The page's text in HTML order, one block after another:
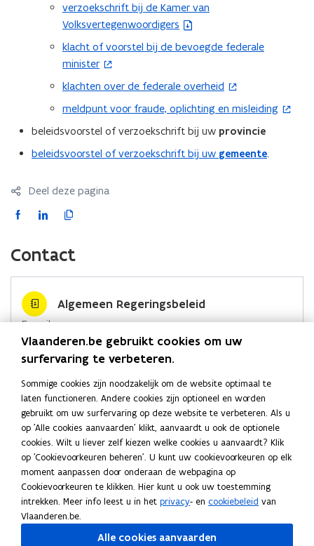
r
)
n
t
i
n
n
e
u
w
n
verzoekschrift bij de Kamer van
Volksvertegenwoordigers
(
b
e
s
a
n
d
p
n
t
n
i
u
v
e
n
s
t
e
r
)
klacht of voorstel bij de bevoegde federale
minister
(
o
p
n
t
i
i
e
w
n
s
r
)
klachten over de federale overheid
(
o
e
n
i
n
e
v
e
n
s
e
)
meldpunt voor fraude, oplichting en misleiding
(
o
e
t
i
e
w
e
n
s
t
e
r
)
beleidsvoorstel of verzoekschrift bij uw provincie
beleidsvoorstel of verzoekschrift bij uw gemeente.
Deel deze pagina
F
c
e
b
L
k
e
d
i
o
p
e
n
t
i
n
i
e
u
K
i
e
e
i
n
k
n
a
a
r
l
e
m
Contact
Algemeen Regeringsbeleid
E-mail
algemeenregeringsbeleid.dkbuza@vlaanderen.be
Departement Kanselarij en Buitenlandse Zaken
Algemeen Regeringsbeleid
Marie-Elisabeth Belpairegebouw
Simon Bolivarlaan 17, 1000 Brussel, België
Routeplanner
p
e
n
t
i
Postadres
Departement Kanselarij en Buitenlandse Zaken
Algemeen Regeringsbeleid
Koning Albert II laan 15 bus 207, 1210 Brussel, België
Vlaanderen.be gebruikt cookies om uw
surfervaring te verbeteren.
Sommige cookies zijn noodzakelijk om de website optimaal te
laten functioneren. Andere cookies zijn optioneel en worden
gebruikt om uw surfervaring op deze website te verbeteren. Als u
op 'Alle cookies aanvaarden' klikt, aanvaardt u ook de optionele
cookies. Wilt u liever zelf kiezen welke cookies u aanvaardt? Klik
op 'Cookievoorkeuren beheren'. U kunt uw cookievoorkeuren op elk
moment aanpassen door onderaan de webpagina op
Cookievoorkeuren te klikken. Hier kunt u ook uw toestemming
intrekken. Meer info leest u in het privacy- en cookiebeleid van
Vlaanderen.be.
Alle cookies aanvaarden